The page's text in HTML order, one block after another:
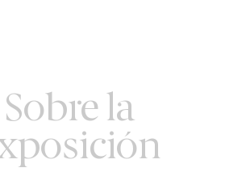
Sobre la